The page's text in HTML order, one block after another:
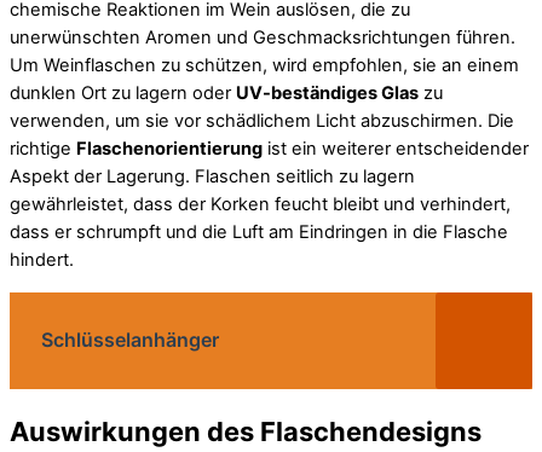
chemische Reaktionen im Wein auslösen, die zu
unerwünschten Aromen und Geschmacksrichtungen führen.
Um Weinflaschen zu schützen, wird empfohlen, sie an einem
dunklen Ort zu lagern oder UV-beständiges Glas zu
verwenden, um sie vor schädlichem Licht abzuschirmen. Die
richtige Flaschenorientierung ist ein weiterer entscheidender
Aspekt der Lagerung. Flaschen seitlich zu lagern
gewährleistet, dass der Korken feucht bleibt und verhindert,
dass er schrumpft und die Luft am Eindringen in die Flasche
hindert.
Schlüsselanhänger
Auswirkungen des Flaschendesigns